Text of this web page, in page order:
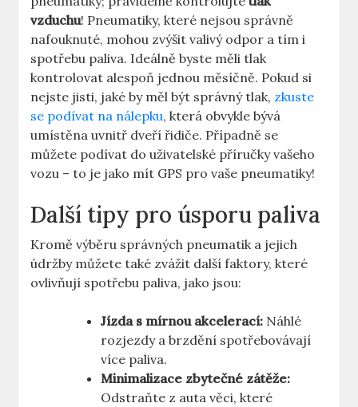
vzduchu! Pneumatiky, které nejsou správně
nafouknuté, mohou zvýšit valivý odpor a tím i
spotřebu paliva. Ideálně byste měli tlak
kontrolovat alespoň jednou měsíčně. Pokud si
nejste jisti, jaké by měl být správný tlak, zkuste
se podívat na nálepku, která obvykle bývá
umístěna uvnitř dveří řidiče. Případně se
můžete podívat do uživatelské příručky vašeho
vozu – to je jako mít GPS pro vaše pneumatiky!
Další tipy pro úsporu paliva
Kromě výběru správných pneumatik a jejich
údržby můžete také zvážit další faktory, které
ovlivňují spotřebu paliva, jako jsou:
Jízda s mírnou akcelerací: Náhlé
rozjezdy a brzdění spotřebovávají
více paliva.
Minimalizace zbytečné zátěže:
Odstraňte z auta věci, které